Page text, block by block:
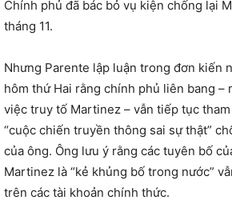
Chính phủ đã bác bỏ vụ kiện chống lại
tháng 11.
Nhưng Parente lập luận trong đơn kiến
hôm thứ Hai rằng chính phủ liên bang –
việc truy tố Martinez – vẫn tiếp tục
“cuộc chiến truyền thông sai sự thật”
của ông. Ông lưu ý rằng các tuyên bố
Martinez là “kẻ khủng bố trong nước”
trên các tài khoản chính thức.